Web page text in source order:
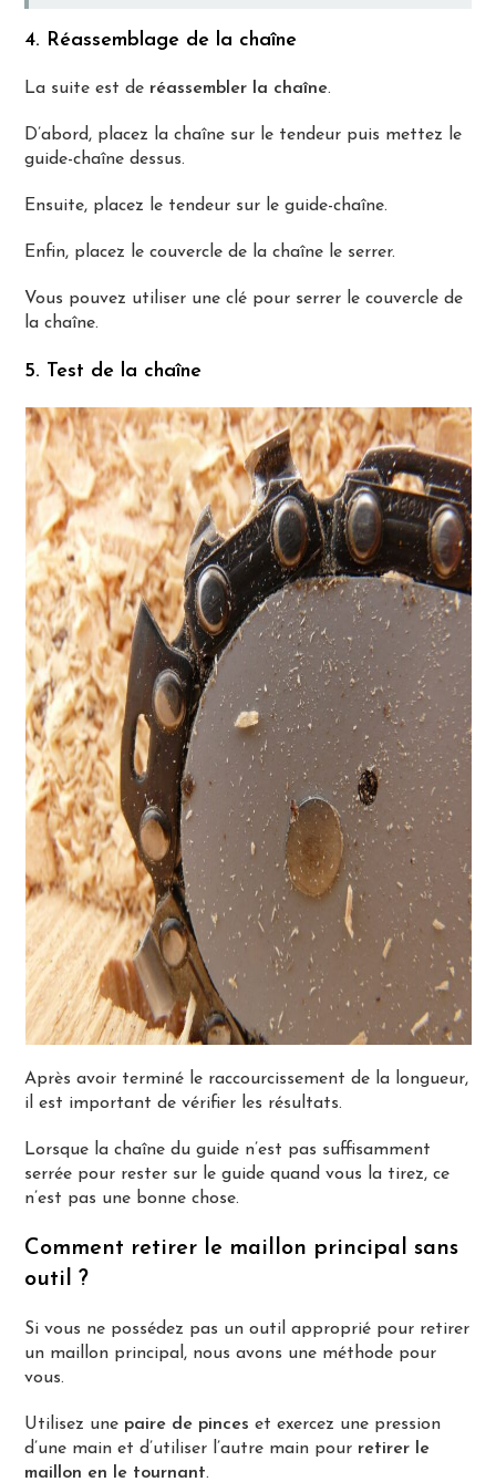
4. Réassemblage de la chaîne
La suite est de réassembler la chaîne.
D’abord, placez la chaîne sur le tendeur puis mettez le
guide-chaîne dessus.
Ensuite, placez le tendeur sur le guide-chaîne.
Enfin, placez le couvercle de la chaîne le serrer.
Vous pouvez utiliser une clé pour serrer le couvercle de
la chaîne.
5. Test de la chaîne
Après avoir terminé le raccourcissement de la longueur,
il est important de vérifier les résultats.
Lorsque la chaîne du guide n’est pas suffisamment
serrée pour rester sur le guide quand vous la tirez, ce
n’est pas une bonne chose.
Comment retirer le maillon principal sans
outil ?
Si vous ne possédez pas un outil approprié pour retirer
un maillon principal, nous avons une méthode pour
vous.
Utilisez une paire de pinces et exercez une pression
d’une main et d’utiliser l’autre main pour retirer le
maillon en le tournant.